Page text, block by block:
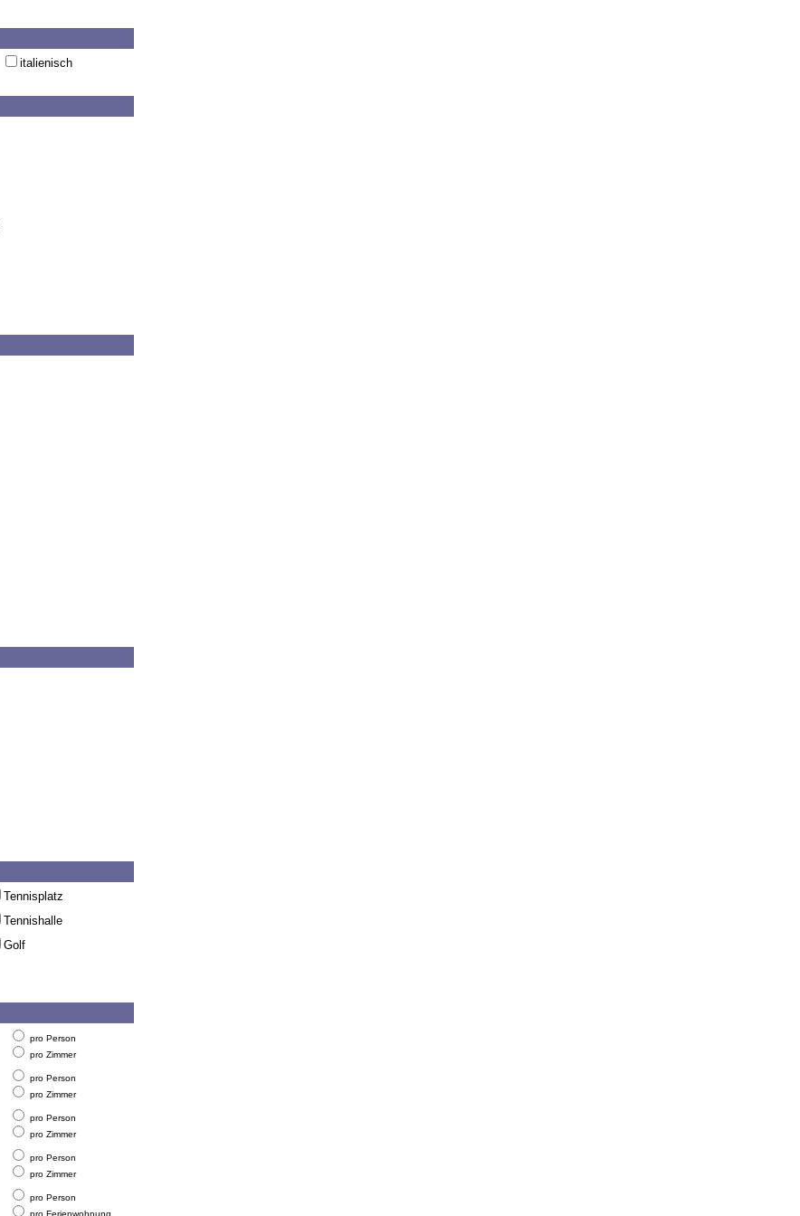
italienisch
Tennisplatz
Tennishalle
Golf
pro Person
pro Zimmer
pro Person
pro Zimmer
pro Person
pro Zimmer
pro Person
pro Zimmer
pro Person
pro Ferienwohnung